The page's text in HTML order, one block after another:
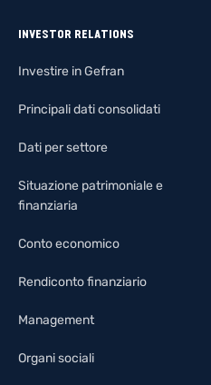
INVESTOR RELATIONS
Investire in Gefran
Principali dati consolidati
Dati per settore
Situazione patrimoniale e
finanziaria
Conto economico
Rendiconto finanziario
Management
Organi sociali